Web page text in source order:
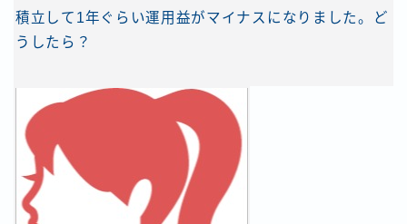
積立して1年ぐらい運用益がマイナスになりました。ど
うしたら？